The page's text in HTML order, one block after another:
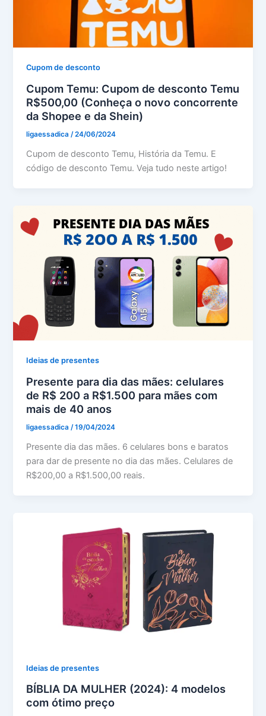
Cupom de desconto
Cupom Temu: Cupom de desconto Temu
R$500,00 (Conheça o novo concorrente
da Shopee e da Shein)
ligaessadica/24/06/2024
Cupom de desconto Temu, História da Temu. E
código de desconto Temu. Veja tudo neste artigo!
Ideias de presentes
Presente para dia das mães: celulares
de R$ 200 a R$1.500 para mães com
mais de 40 anos
ligaessadica/19/04/2024
Presente dia das mães. 6 celulares bons e baratos
para dar de presente no dia das mães. Celulares de
R$200,00 a R$1.500,00 reais.
Ideias de presentes
BÍBLIA DA MULHER (2024): 4 modelos
com ótimo preço